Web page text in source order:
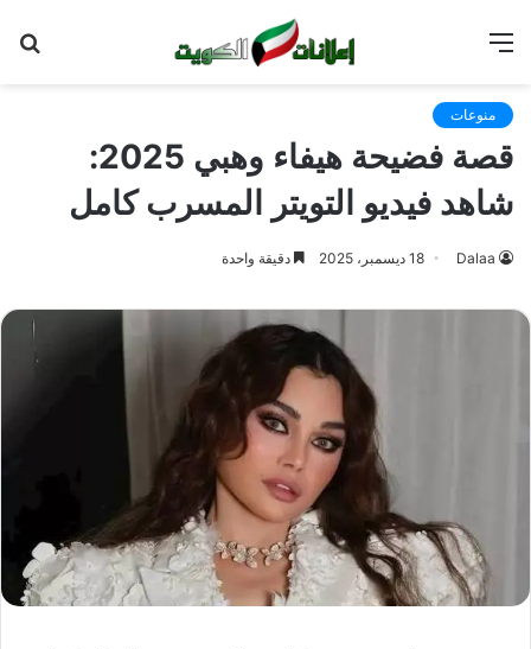
منوعات
قصة فضيحة هيفاء وهبي 2025:
شاهد فيديو التويتر المسرب كامل
Dalaa 18 ديسمبر، 2025 دقيقة واحدة